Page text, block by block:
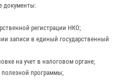
документы:
регистрации НКО;
записи в единый государственный
на учет в налоговом органе;
полезной программы;